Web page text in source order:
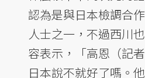
認為是與日本檢調合
人士之一，不過西川
容表示，「高恩（記
日本說不就好了嗎。